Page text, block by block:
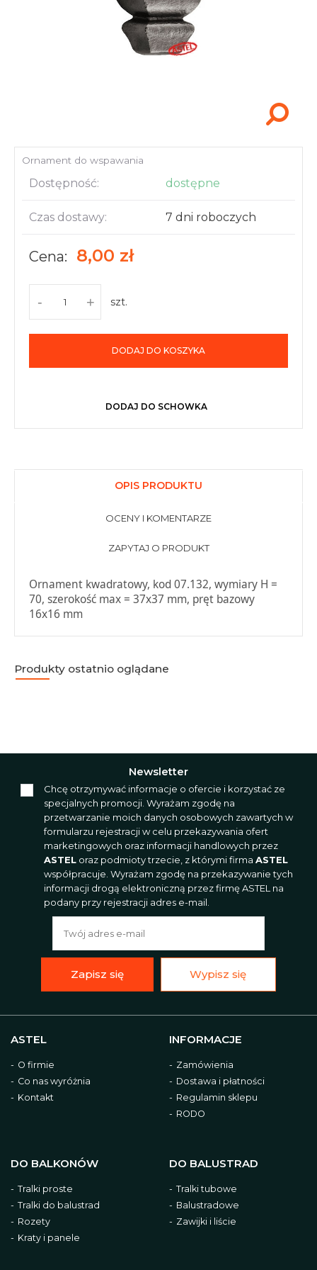
Akcesoria i narzędzia
Ornament do wspawania
Dostępność: dostępne
Czas dostawy: 7 dni roboczych
Cena: 8,00 zł
- + szt.
DODAJ DO KOSZYKA
DODAJ DO SCHOWKA
OPIS PRODUKTU
OCENY I KOMENTARZE
ZAPYTAJ O PRODUKT
Ornament kwadratowy, kod 07.132, wymiary H =
70, szerokość max = 37x37 mm, pręt bazowy
16x16 mm
Produkty ostatnio oglądane
ASTEL
O firmie
Co nas wyróżnia
Kontakt
INFORMACJE
Zamówienia
Dostawa i płatności
Regulamin sklepu
RODO
DO BALKONÓW
Tralki proste
Tralki do balustrad
Rozety
Kraty i panele
DO BALUSTRAD
Tralki tubowe
Balustradowe
Zawijki i liście
Newsletter
Chcę otrzymywać informacje o ofercie i korzystać ze
specjalnych promocji. Wyrażam zgodę na
przetwarzanie moich danych osobowych zawartych w
formularzu rejestracji w celu przekazywania ofert
marketingowych oraz informacji handlowych przez
ASTEL oraz podmioty trzecie, z którymi firma ASTEL
współpracuje. Wyrażam zgodę na przekazywanie tych
informacji drogą elektroniczną przez firmę ASTEL na
podany przy rejestracji adres e-mail.
Zapisz się Wypisz się